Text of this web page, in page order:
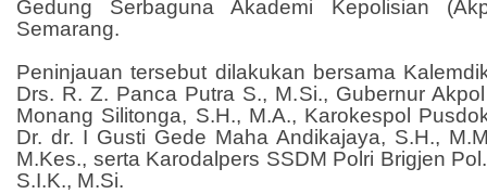
Gedung Serbaguna Akademi Kepolisian
Semarang.
Peninjauan tersebut dilakukan bersama
Drs. R. Z. Panca Putra S., M.Si., Gubernur
Monang Silitonga, S.H., M.A., Karokespol
Dr. dr. I Gusti Gede Maha Andikajaya, S.H.,
M.Kes., serta Karodalpers SSDM Polri Brigjen
S.I.K., M.Si.